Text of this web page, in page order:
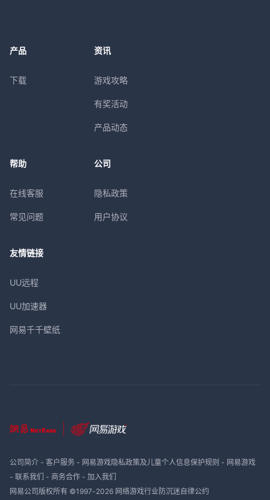
产品
下载
资讯
游戏攻略
有奖活动
产品动态
帮助
在线客服
常见问题
公司
隐私政策
用户协议
友情链接
UU远程
UU加速器
网易千千壁纸
公司简介- 客户服务- 网易游戏隐私政策及儿童个人信息保护规则 - 网易游戏
- 联系我们 - 商务合作- 加入我们
网易公司版权所有 ©1997-2026 网络游戏行业防沉迷自律公约